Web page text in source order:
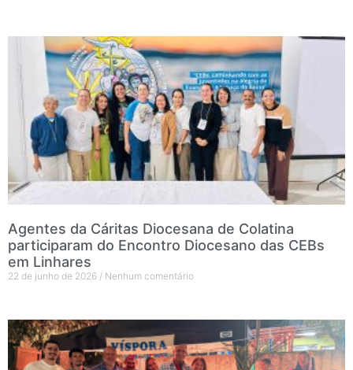
Agentes da Cáritas Diocesana de Colatina
participaram do Encontro Diocesano das CEBs
em Linhares
22 de junho de 2026 Nenhum comentário